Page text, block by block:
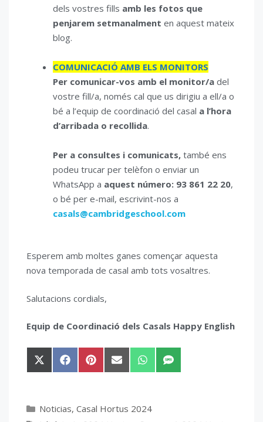
dels vostres fills amb les fotos que
penjarem setmanalment en aquest mateix
blog.
COMUNICACIÓ AMB ELS MONITORS
Per comunicar-vos amb el monitor/a del
vostre fill/a, només cal que us dirigiu a ell/a o
bé a l’equip de coordinació del casal a l’hora
d’arribada o recollida.
Per a consultes i comunicats, també ens
podeu trucar per telèfon o enviar un
WhatsApp a aquest número: 93 861 22 20,
o bé per e-mail, escrivint-nos a
casals@cambridgeschool.com
Esperem amb moltes ganes començar aquesta
nova temporada de casal amb tots vosaltres.
Salutacions cordials,
Equip de Coordinació dels Casals Happy English
Compartir
en
Compartir
en
Compartir
en
Compartir
en
Compartir
en
Compartir
en
Categorías
Noticias, Casal Hortus 2024